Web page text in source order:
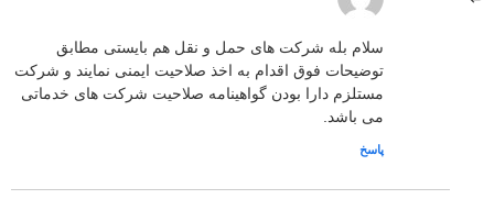
سلام بله شرکت های حمل و نقل هم بایستی مطابق
توضیحات فوق اقدام به اخذ صلاحیت ایمنی نمایند و شرکت
مستلزم دارا بودن گواهینامه صلاحیت شرکت های خدماتی
می باشد.
پاسخ